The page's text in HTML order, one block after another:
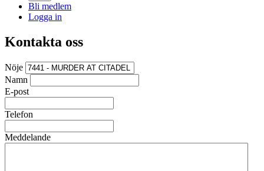
Bli medlem
Logga in
Kontakta oss
Nöje
Namn
E-post
Telefon
Meddelande